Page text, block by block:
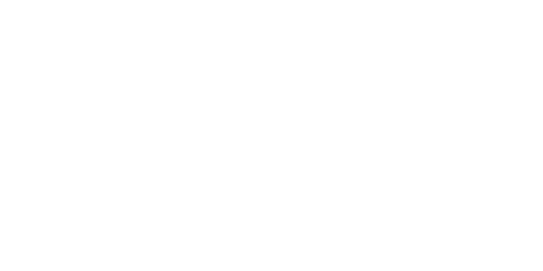
choque ante el Bayer Leverkusen
de Iker Luque
podemos tirar para delante y trabajamos con ilusión
de Juanlu
del Granada CF
de 420 millones por el club
el ataque nervionense
de un inválido Consejo
antes del cierre